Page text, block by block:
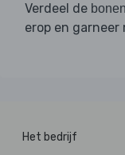
Verdeel de
erop en garneer
Het bedrijf